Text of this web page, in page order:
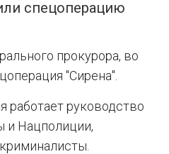
спецоперацию
прокурора, во
"Сирена".
работает руководство
и Нацполиции,